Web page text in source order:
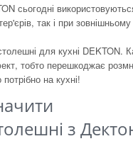
сьогодні
так і при
для кухні DEKTON.
тобто перешкоджає
на кухні!
з